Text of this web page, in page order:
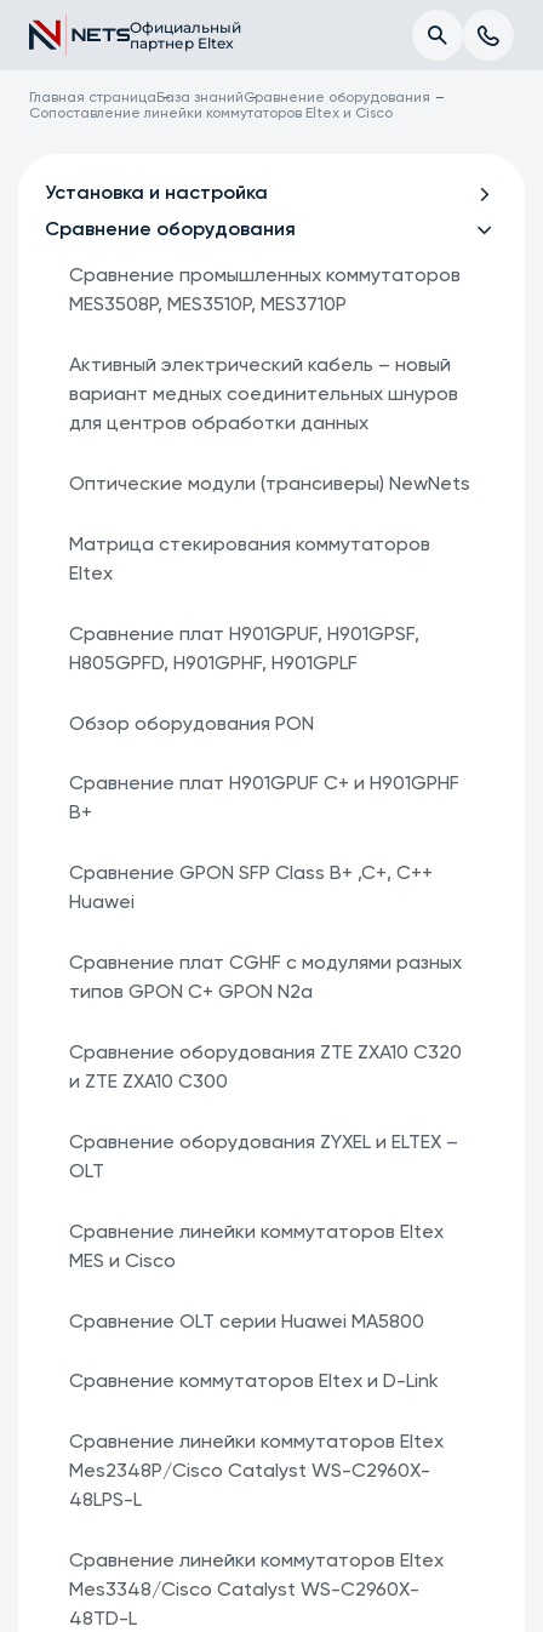
Официальный
партнер Eltex
Главная страница База знанийСравнение оборудования
Сопоставление линейки коммутаторов Eltex и Cisco
Установка и настройка
Сравнение оборудования
Сравнение промышленных коммутаторов
MES3508P, MES3510P, MES3710P
Активный электрический кабель – новый
вариант медных соединительных шнуров
для центров обработки данных
Оптические модули (трансиверы) NewNets
Матрица стекирования коммутаторов
Eltex
Сравнение плат H901GPUF, H901GPSF,
H805GPFD, H901GPHF, H901GPLF
Обзор оборудования PON
Сравнение плат H901GPUF C+ и H901GPHF
B+
Сравнение GPON SFP Class B+ ,C+, C++
Huawei
Сравнение плат CGHF с модулями разных
типов GPON C+ GPON N2a
Сравнение оборудования ZTE ZXA10 С320
и ZTE ZXA10 C300
Сравнение оборудования ZYXEL и ELTEX –
OLT
Сравнение линейки коммутаторов Eltex
MES и Cisco
Сравнение OLT серии Huawei MA5800
Сравнение коммутаторов Eltex и D-Link
Сравнение линейки коммутаторов Eltex
Mes2348P/Cisco Catalyst WS-C2960X-
48LPS-L
Сравнение линейки коммутаторов Eltex
Mes3348/Cisco Catalyst WS-C2960X-
48TD-L